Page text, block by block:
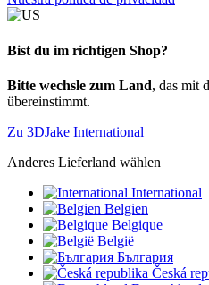
Bist du im richtigen Shop?
Bitte wechsle zum Land, das mit
übereinstimmt.
Zu 3DJake International
Anderes Lieferland wählen
International
Belgien
Belgique
België
България
Česká